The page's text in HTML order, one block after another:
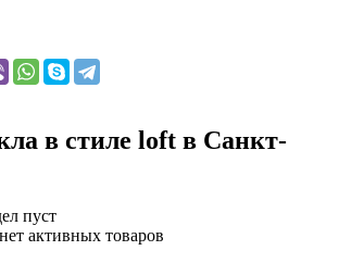
в стиле loft в Санкт-
пуст
активных товаров